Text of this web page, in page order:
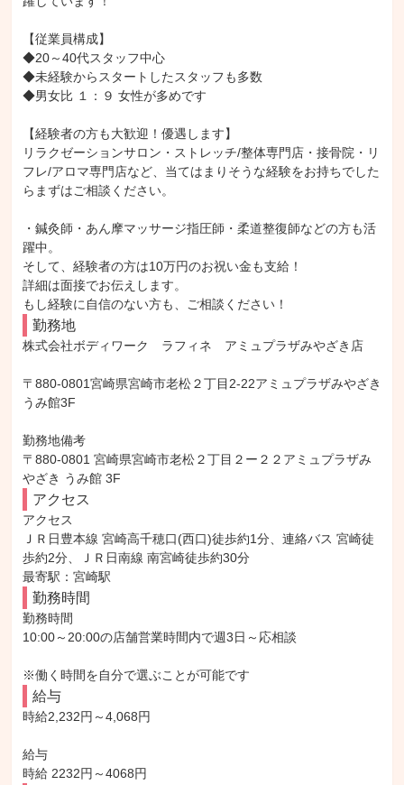
【従業員構成】
◆20～40代スタッフ中心
◆未経験からスタートしたスタッフも多数
◆男女比 １：９ 女性が多めです
【経験者の方も大歓迎！優遇します】
リラクゼーションサロン・ストレッチ/整体専門店・接骨院・リ
フレ/アロマ専門店など、当てはまりそうな経験をお持ちでした
らまずはご相談ください。
・鍼灸師・あん摩マッサージ指圧師・柔道整復師などの方も活
躍中。
そして、経験者の方は10万円のお祝い金も支給！
詳細は面接でお伝えします。
もし経験に自信のない方も、ご相談ください！
勤務地
株式会社ボディワーク　ラフィネ　アミュプラザみやざき店
〒880-0801宮崎県宮崎市老松２丁目2-22アミュプラザみやざき
うみ館3F
勤務地備考
〒880-0801 宮崎県宮崎市老松２丁目２ー２２アミュプラザみ
やざき うみ館 3F
アクセス
アクセス
ＪＲ日豊本線 宮崎高千穂口(西口)徒歩約1分、連絡バス 宮崎徒
歩約2分、ＪＲ日南線 南宮崎徒歩約30分
最寄駅：宮崎駅
勤務時間
勤務時間
10:00～20:00の店舗営業時間内で週3日～応相談
※働く時間を自分で選ぶことが可能です
給与
時給2,232円～4,068円
給与
時給 2232円～4068円